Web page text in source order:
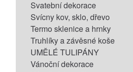
Svatební dekorace
Svícny kov, sklo, dřevo
Termo sklenice a hrnky
Truhlíky a závěsné koše
UMĚLÉ TULIPÁNY
Vánoční dekorace